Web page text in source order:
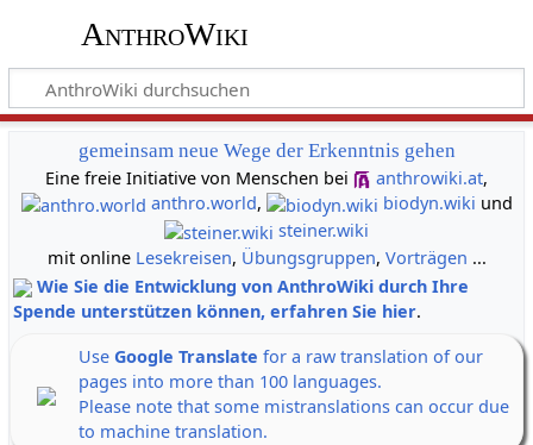
AnthroWiki
gemeinsam neue Wege der Erkenntnis gehen
Eine freie Initiative von Menschen bei
anthrowiki.at,
anthro.world, biodyn.wiki und
steiner.wiki
mit online Lesekreisen, Übungsgruppen, Vorträgen ...
Wie Sie die Entwicklung von AnthroWiki durch Ihre
Spende unterstützen können, erfahren Sie hier.
Use Google Translate for a raw translation of our
pages into more than 100 languages.
Please note that some mistranslations can occur due
to machine translation.